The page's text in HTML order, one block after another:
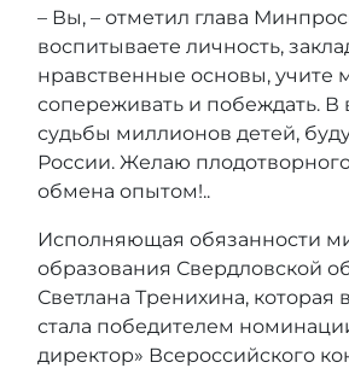
– Вы, – отметил глава
воспитываете личность,
нравственные основы, учите
сопереживать и побеждать. В
судьбы миллионов детей,
России. Желаю
обмена опытом!..
Исполняющая обязанности
образования Свердловской
Светлана Тренихина, которая
стала победителем
директор» Всероссийского